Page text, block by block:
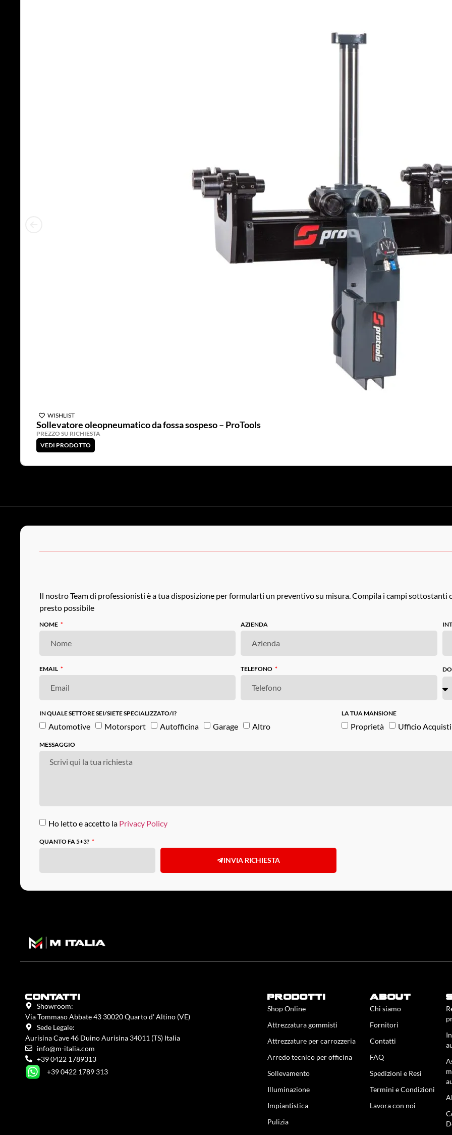
WISHLIST
Sollevatore oleopneumatico da fossa sospeso – ProTools
PREZZO SU RICHIESTA
VEDI PRODOTTO
Il nostro Team di professionisti è a tua disposizione per formularti un preventivo su misura. Compila i campi
presto possibile
NOME AZIENDA
EMAIL TELEFONO
IN QUALE SETTORE SEI/SIETE SPECIALIZZATO/I?
Automotive Motorsport Autofficina Garage Altro
LA TUA MANSIONE
Proprietà Ufficio Acquisti
MESSAGGIO
Ho letto e accetto la Privacy Policy
QUANTO FA 5+3?
INVIA RICHIESTA
contatti
Showroom:
Via Tommaso Abbate 43 30020 Quarto d' Altino (VE)
Sede Legale:
Aurisina Cave 46 Duino Aurisina 34011 (TS) Italia
info@m-italia.com
+39 0422 1789313
+39 0422 1789 313
prodotti
Shop Online
Attrezzatura gommisti
Attrezzature per carrozzeria
Arredo tecnico per officina
Sollevamento
Illuminazione
Impiantistica
Pulizia
about
Chi siamo
Fornitori
Contatti
FAQ
Spedizioni e Resi
Termini e Condizioni
Lavora con noi